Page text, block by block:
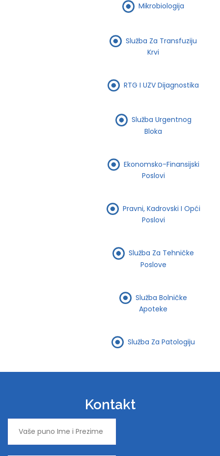
Mikrobiologija
Služba Za Transfuziju
Krvi
RTG I UZV Dijagnostika
Služba Urgentnog
Bloka
Ekonomsko-Finansijski
Poslovi
Pravni, Kadrovski I Opći
Poslovi
Služba Za Tehničke
Poslove
Služba Bolničke
Apoteke
Služba Za Patologiju
Kontakt